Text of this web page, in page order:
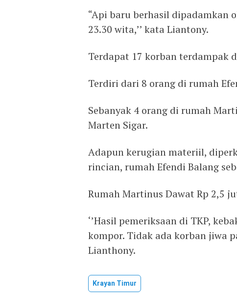
“Api baru berhasil dipadamkan
23.30 wita,’’ kata Liantony.
Terdapat 17 korban terdampak
Terdiri dari 8 orang di rumah
Sebanyak 4 orang di rumah
Marten Sigar.
Adapun kerugian materiil,
rincian, rumah Efendi Balang
Rumah Martinus Dawat Rp 2,5
‘’Hasil pemeriksaan di TKP,
kompor. Tidak ada korban jiwa
Lianthony.
Krayan Timur